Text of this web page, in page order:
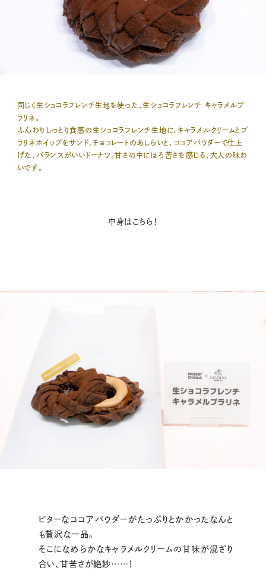
同じく生ショコラフレンチ生地を使った、生ショコラフレンチ キャラメルプ
ラリネ。
ふんわりしっとり食感の生ショコラフレンチ生地に、キャラメルクリームとプ
ラリネホイップをサンド。チョコレートのあしらいと、ココアパウダーで仕上
げた、バランスがいいドーナツ。甘さの中にほろ苦さを感じる、大人の味わ
いです。
中身はこちら！
ビターなココアパウダーがたっぷりとかかったなんと
も贅沢な一品。
そこになめらかなキャラメルクリームの甘味が混ざり
合い、甘苦さが絶妙……！